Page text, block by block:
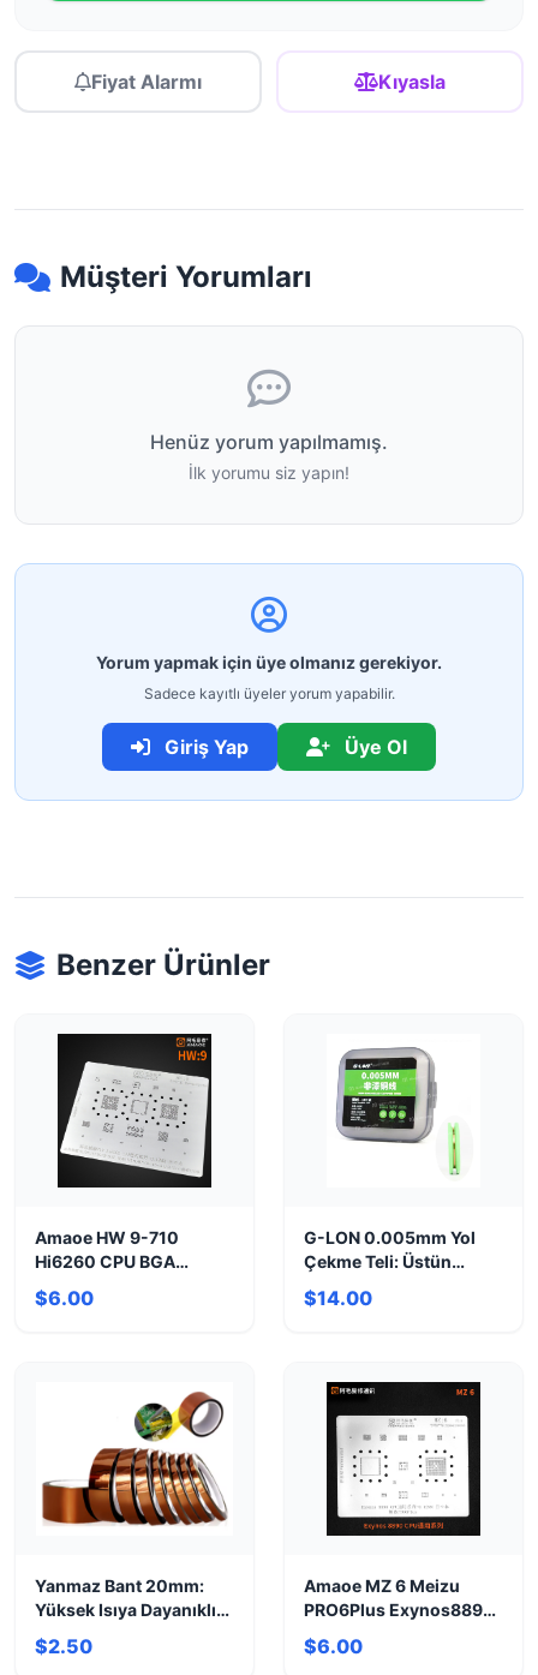
Fiyat Alarmı Kıyasla
Müşteri Yorumları
Henüz yorum yapılmamış.
İlk yorumu siz yapın!
Yorum yapmak için üye olmanız gerekiyor.
Sadece kayıtlı üyeler yorum yapabilir.
Giriş Yap Üye Ol
Benzer Ürünler
Amaoe HW 9-710
Hi6260 CPU BGA
Stencil | PSmart2019 &
Daha Fazlası
$6.00
G-LON 0.005mm Yol
Çekme Teli: Üstün
Hassasiyet!
$14.00
Yanmaz Bant 20mm:
Yüksek Isıya Dayanıklı
Güvenlik Çözümü
$2.50
Amaoe MZ 6 Meizu
PRO6Plus Exynos8890
CPU | Yüksek
Performans
$6.00